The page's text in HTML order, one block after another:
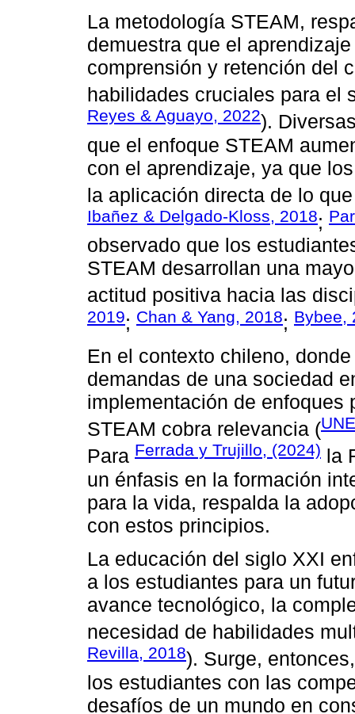
La metodología STEAM,
demuestra que el
comprensión y retención del
habilidades cruciales para el
Reyes & Aguayo, 2022).
que el enfoque STEAM
con el aprendizaje, ya que
la aplicación directa de lo
Ibañez & Delgado-Kloss, 2018;
observado que los
STEAM desarrollan una
actitud positiva hacia las
2019; Chan & Yang, 2018; Bybee,
En el contexto chileno,
demandas de una sociedad
implementación de enfoques
STEAM cobra relevancia (
Para Ferrada y Trujillo, (2024) la
un énfasis en la formación
para la vida, respalda la
con estos principios.
La educación del siglo XXI
a los estudiantes para un
avance tecnológico, la
necesidad de habilidades
Revilla, 2018). Surge,
los estudiantes con las
desafíos de un mundo en